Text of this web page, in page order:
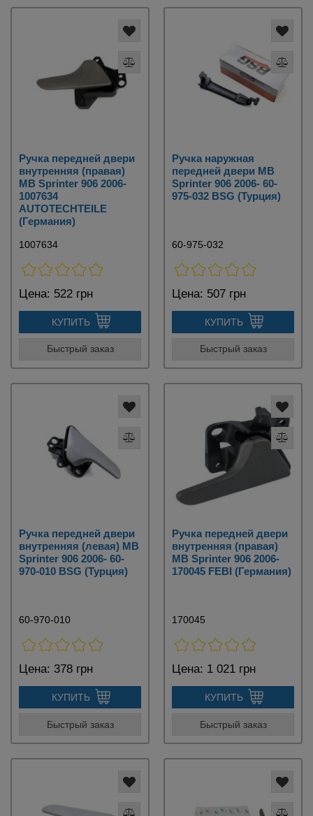
Ручка передней двери
внутренняя (правая)
MB Sprinter 906 2006-
1007634
AUTOTECHTEILE
(Германия)
1007634
Цена: 522 грн
КУПИТЬ
Быстрый заказ
Ручка наружная
передней двери MB
Sprinter 906 2006- 60-
975-032 BSG (Турция)
60-975-032
Цена: 507 грн
КУПИТЬ
Быстрый заказ
Ручка передней двери
внутренняя (левая) MB
Sprinter 906 2006- 60-
970-010 BSG (Турция)
60-970-010
Цена: 378 грн
КУПИТЬ
Быстрый заказ
Ручка передней двери
внутренняя (правая)
MB Sprinter 906 2006-
170045 FEBI (Германия)
170045
Цена: 1 021 грн
КУПИТЬ
Быстрый заказ